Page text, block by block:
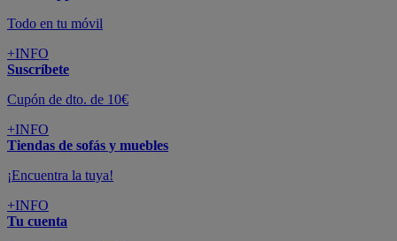
Todo en tu móvil
+INFO
Suscríbete
Cupón de dto. de 10€
+INFO
Tiendas de sofás y muebles
¡Encuentra la tuya!
+INFO
Tu cuenta